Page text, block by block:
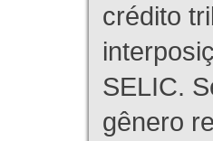
crédito
SELIC.
gênero